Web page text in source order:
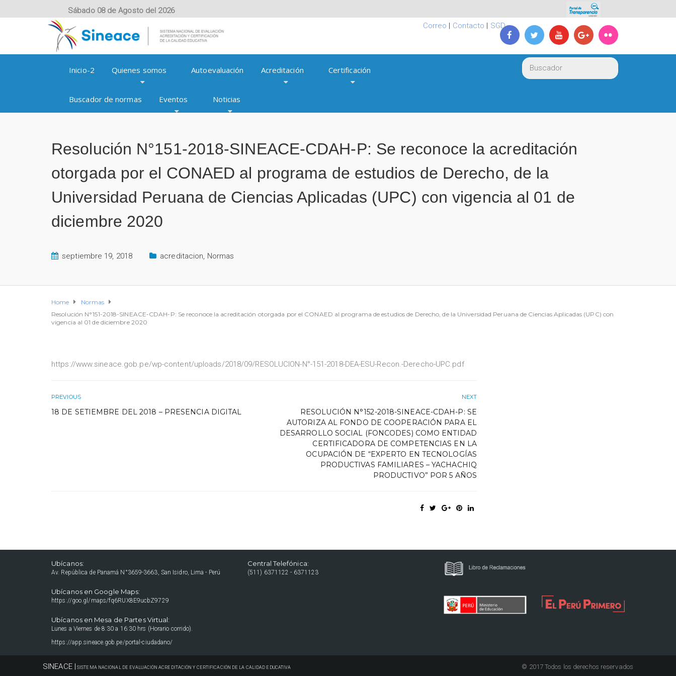
Sábado 08 de Agosto del 2026
Correo | Contacto | SGD
Inicio-2 Quienes somos Autoevaluación Acreditación Certificación
Buscador de normas Eventos Noticias
Resolución N°151-2018-SINEACE-CDAH-P: Se reconoce la acreditación
otorgada por el CONAED al programa de estudios de Derecho, de la
Universidad Peruana de Ciencias Aplicadas (UPC) con vigencia al 01 de
diciembre 2020
septiembre 19, 2018 acreditacion, Normas
Home
Normas
Resolución N°151-2018-SINEACE-CDAH-P: Se reconoce la acreditación otorgada por el CONAED al programa de estudios de Derecho, de la Universidad Peruana de Ciencias Aplicadas (UPC) con
vigencia al 01 de diciembre 2020
https://www.sineace.gob.pe/wp-content/uploads/2018/09/RESOLUCION-N°-151-2018-DEA-ESU-Recon.-Derecho-UPC.pdf
PREVIOUS
18 DE SETIEMBRE DEL 2018 – PRESENCIA DIGITAL
NEXT
RESOLUCIÓN N°152-2018-SINEACE-CDAH-P: SE
AUTORIZA AL FONDO DE COOPERACIÓN PARA EL
DESARROLLO SOCIAL (FONCODES) COMO ENTIDAD
CERTIFICADORA DE COMPETENCIAS EN LA
OCUPACIÓN DE “EXPERTO EN TECNOLOGÍAS
PRODUCTIVAS FAMILIARES – YACHACHIQ
PRODUCTIVO” POR 5 AÑOS
Ubícanos:
Av. República de Panamá N°3659-3663, San Isidro, Lima - Perú
Ubícanos en Google Maps:
https://goo.gl/maps/fq6RUX8E9ucbZ9729
Ubícanos en Mesa de Partes Virtual:
Lunes a Viernes de 8:30 a 16:30 hrs (Horario corrido).
https://app.sineace.gob.pe/portal-ciudadano/
Central Telefónica:
(511) 6371122 - 6371123
SINEACE | SISTEMA NACIONAL DE EVALUACIÓN ACREDITACIÓN Y CERTIFICACIÓN DE LA CALIDAD EDUCATIVA © 2017 Todos los derechos reservados